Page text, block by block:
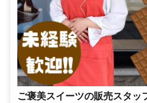
ご褒美スイーツの販売スタッ